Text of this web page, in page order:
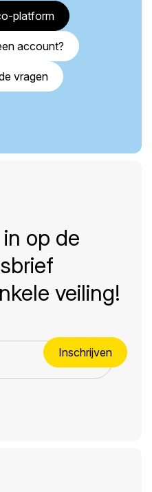
platform
account?
vragen
op de
veiling!
Inschrijven